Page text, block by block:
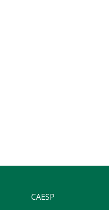
CAESP